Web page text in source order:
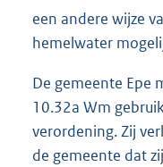
een andere wijze
hemelwater
De gemeente Epe
10.32a Wm
verordening. Zij
de gemeente dat